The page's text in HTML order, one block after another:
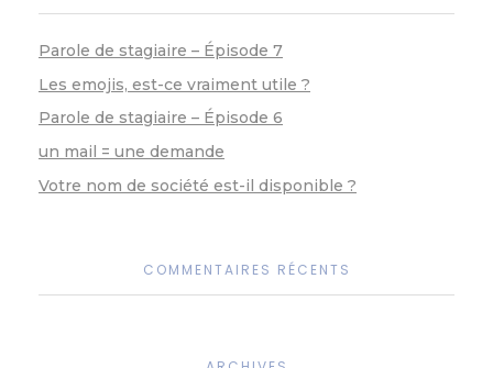
Parole de stagiaire – Épisode 7
Les emojis, est-ce vraiment utile ?
Parole de stagiaire – Épisode 6
un mail = une demande
Votre nom de société est-il disponible ?
COMMENTAIRES RÉCENTS